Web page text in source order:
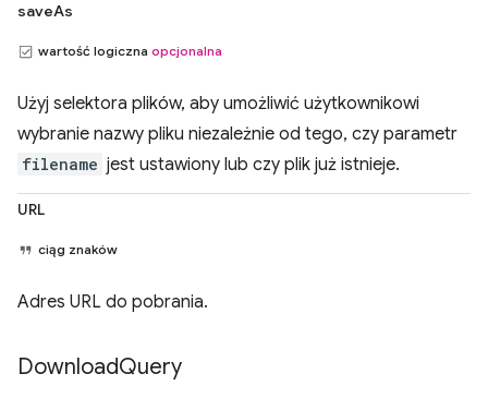
saveAs
wartość logiczna opcjonalna
Użyj selektora plików, aby umożliwić użytkownikowi
wybranie nazwy pliku niezależnie od tego, czy parametr
filename jest ustawiony lub czy plik już istnieje.
URL
ciąg znaków
Adres URL do pobrania.
DownloadQuery